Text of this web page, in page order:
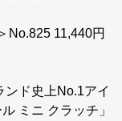
No.825 11,440円
ンド史上No.1アイ
ミニ クラッチ」